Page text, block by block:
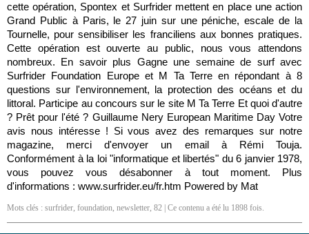
cette opération, Spontex et Surfrider mettent en place une action
Grand Public à Paris, le 27 juin sur une péniche, escale de la
Tournelle, pour sensibiliser les franciliens aux bonnes pratiques.
Cette opération est ouverte au public, nous vous attendons
nombreux. En savoir plus Gagne une semaine de surf avec
Surfrider Foundation Europe et M Ta Terre en répondant à 8
questions sur l'environnement, la protection des océans et du
littoral. Participe au concours sur le site M Ta Terre Et quoi d'autre
? Prêt pour l'été ? Guillaume Nery European Maritime Day Votre
avis nous intéresse ! Si vous avez des remarques sur notre
magazine, merci d'envoyer un email à Rémi Touja.
Conformément à la loi "informatique et libertés" du 6 janvier 1978,
vous pouvez vous désabonner à tout moment. Plus
d'informations : www.surfrider.eu/fr.htm Powered by Mat
Mots clés : surfrider, foundation, newsletter, 82 | Ce contenu a été lu 1898 fois.